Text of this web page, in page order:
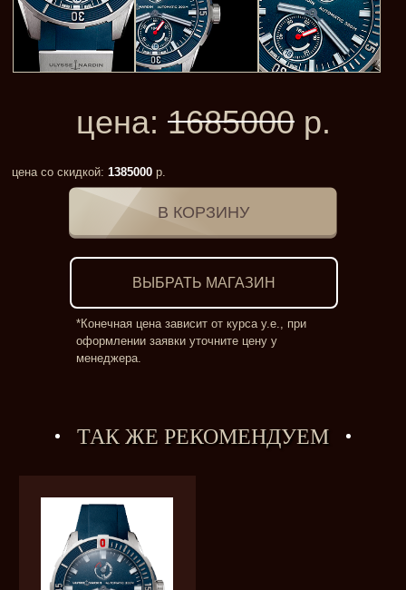
цена: 1685000р.
цена со скидкой: 1385000 р.
ВЫБРАТЬ МАГАЗИН
*Конечная цена зависит от курса у.е., при
оформлении заявки уточните цену у
менеджера.
ТАК ЖЕ РЕКОМЕНДУЕМ